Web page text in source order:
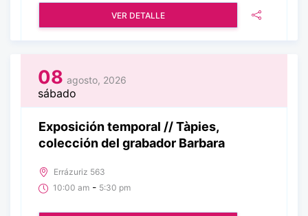
VER DETALLE
08 agosto, 2026
sábado
Exposición temporal // Tàpies,
colección del grabador Barbara
Errázuriz 563
10:00 am - 5:30 pm